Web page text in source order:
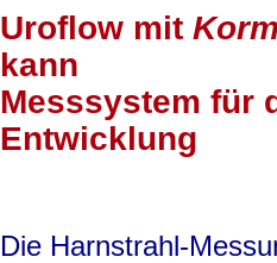
Uroflow mit
kann
Messsystem für
Entwicklung
Die Harnstrahl-